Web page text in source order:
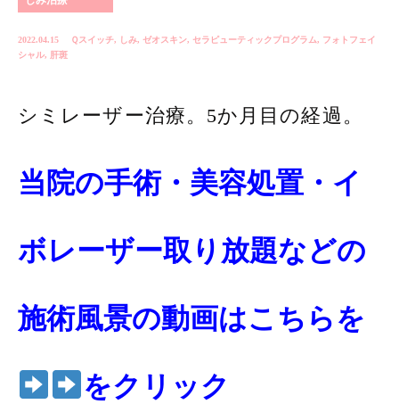
2022.04.15 Ｑスイッチ, しみ, ゼオスキン, セラピューティックプログラム, フォトフェイ
シャル, 肝斑
シミレーザー治療。5か月目の経過。
当院の手術・美容処置・イ
ボレーザー取り放題などの
施術風景の動画はこちらを
をクリック